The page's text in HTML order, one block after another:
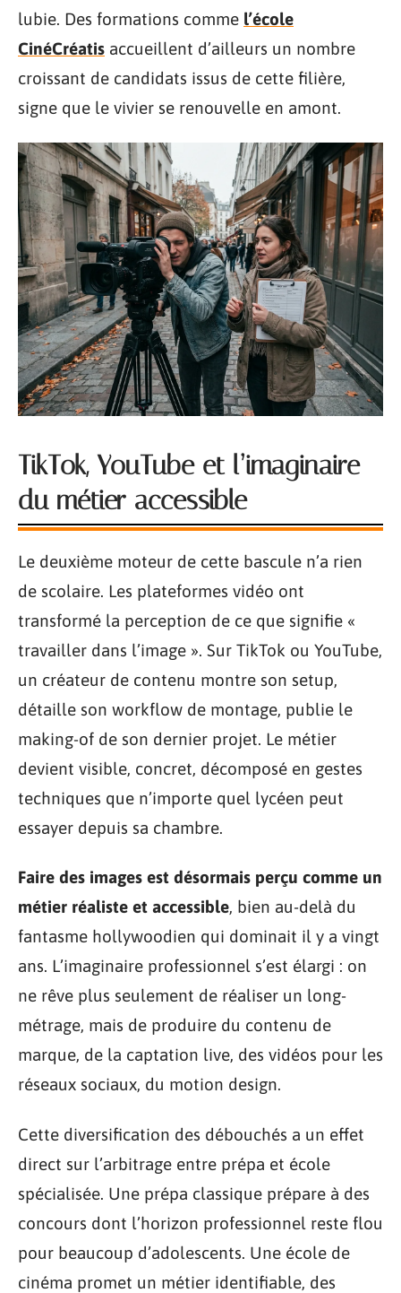
lubie. Des formations comme l’école
CinéCréatis accueillent d’ailleurs un nombre
croissant de candidats issus de cette filière,
signe que le vivier se renouvelle en amont.
TikTok, YouTube et l’imaginaire
du métier accessible
Le deuxième moteur de cette bascule n’a rien
de scolaire. Les plateformes vidéo ont
transformé la perception de ce que signifie «
travailler dans l’image ». Sur TikTok ou YouTube,
un créateur de contenu montre son setup,
détaille son workflow de montage, publie le
making-of de son dernier projet. Le métier
devient visible, concret, décomposé en gestes
techniques que n’importe quel lycéen peut
essayer depuis sa chambre.
Faire des images est désormais perçu comme un
métier réaliste et accessible, bien au-delà du
fantasme hollywoodien qui dominait il y a vingt
ans. L’imaginaire professionnel s’est élargi : on
ne rêve plus seulement de réaliser un long-
métrage, mais de produire du contenu de
marque, de la captation live, des vidéos pour les
réseaux sociaux, du motion design.
Cette diversification des débouchés a un effet
direct sur l’arbitrage entre prépa et école
spécialisée. Une prépa classique prépare à des
concours dont l’horizon professionnel reste flou
pour beaucoup d’adolescents. Une école de
cinéma promet un métier identifiable, des